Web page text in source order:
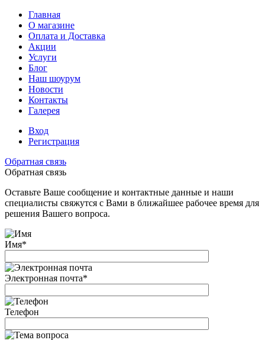
Главная
О магазине
Оплата и Доставка
Акции
Услуги
Блог
Наш шоурум
Новости
Контакты
Галерея
Вход
Регистрация
Обратная связь
Обратная связь
Оставьте Ваше сообщение и контактные данные и наши
специалисты свяжутся с Вами в ближайшее рабочее время для
решения Вашего вопроса.
Имя*
Электронная почта*
Телефон